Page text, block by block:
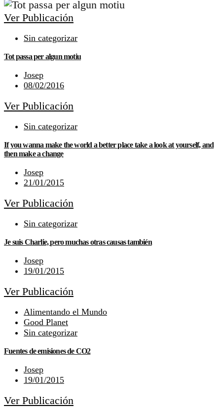
Ver Publicación
Sin categorizar
Tot passa per algun motiu
Josep
08/02/2016
Ver Publicación
Sin categorizar
If you wanna make the world a better place take a look at yourself, and
then make a change
Josep
21/01/2015
Ver Publicación
Sin categorizar
Je suis Charlie, pero muchas otras causas también
Josep
19/01/2015
Ver Publicación
Alimentando el Mundo
Good Planet
Sin categorizar
Fuentes de emisiones de CO2
Josep
19/01/2015
Ver Publicación